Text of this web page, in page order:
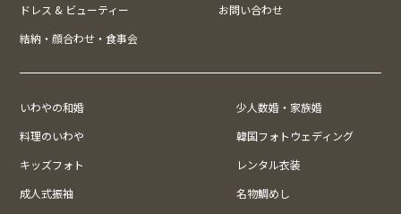
ドレス & ビューティー
お問い合わせ
結納・顔合わせ・食事会
いわやの和婚
少人数婚・家族婚
料理のいわや
韓国フォトウェディング
キッズフォト
レンタル衣装
成人式振袖
名物鯛めし